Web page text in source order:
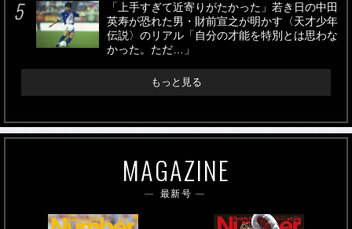
「上手すぎて近寄りがたかった」若き日の中田
英寿が恐れた男・財前宣之が明かす〈天才少年
伝説〉のリアル「自分の才能を特別とは思わな
かった。ただ…」
もっと見る
MAGAZINE
最新号